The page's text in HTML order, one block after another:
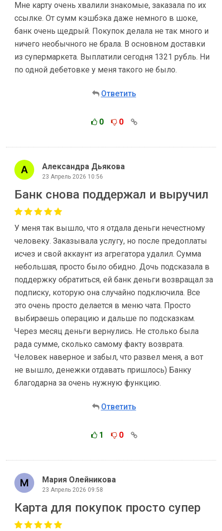
Мне карту очень хвалили знакомые, заказала по их
ссылке. От сумм кэшбэка даже немного в шоке,
банк очень щедрый. Покупок делала не так много и
ничего необычного не брала. В основном доставки
из супермаркета. Выплатили сегодня 1321 рубль. Ни
по одной дебетовке у меня такого не было.
Ответить
0 0
Александра Дьякова
23 Апрель 2026 10:56
Банк снова поддержал и выручил
У меня так вышло, что я отдала деньги нечестному
человеку. Заказывала услугу, но после предоплаты
исчез и свой аккаунт из агрегатора удалил. Сумма
небольшая, просто было обидно. Дочь подсказала в
поддержку обратиться, ей банк деньги возвращал за
подписку, которую она случайно подключила. Все
это очень просто делается в меню чата. Просто
выбираешь операцию и дальше по подсказкам.
Через месяц деньги вернулись. Не столько была
рада сумме, сколько самому факту возврата.
Человек наверное и забыл, что развел меня, а вот
не вышло, денежки отдавать пришлось) Банку
благодарна за очень нужную функцию.
Ответить
1 0
Мария Олейникова
23 Апрель 2026 09:58
Карта для покупок просто супер